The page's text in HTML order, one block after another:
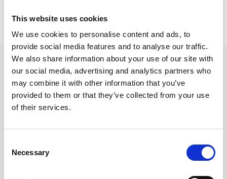
This website uses cookies
We use cookies to personalise content and ads, to
provide social media features and to analyse our traffic.
We also share information about your use of our site with
our social media, advertising and analytics partners who
may combine it with other information that you’ve
provided to them or that they’ve collected from your use
of their services.
Selection
Necessary
Prishistorik
Lägsta pris senaste 30 dagarna är 209 kr (2026-08-06)
Andra tittade även på